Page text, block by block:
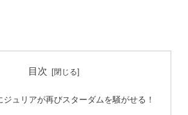
目次
ジュリアが再びスターダムを騒がせる！